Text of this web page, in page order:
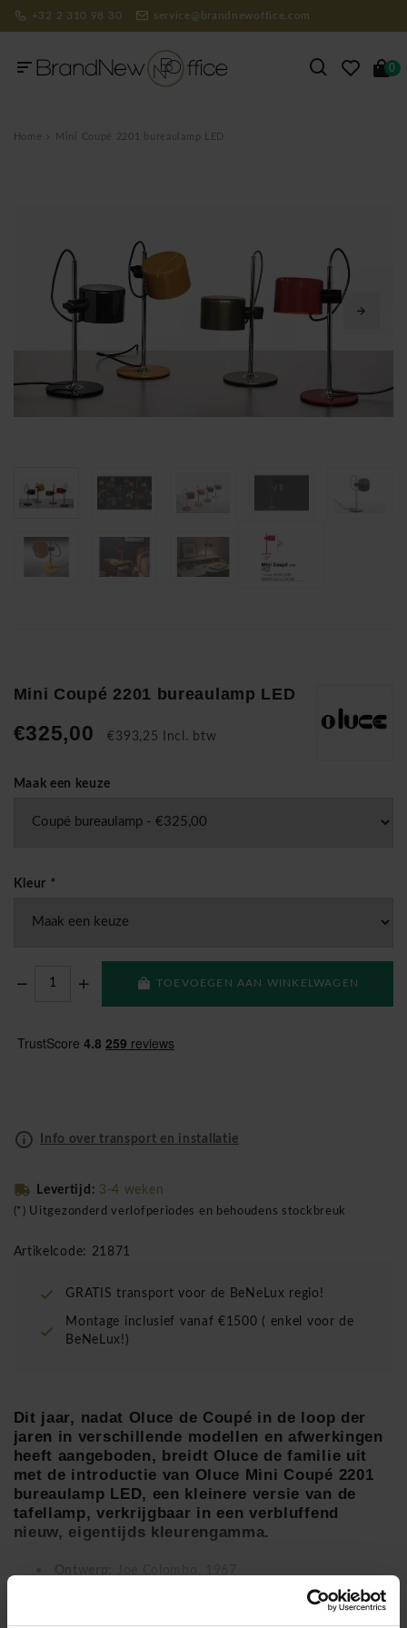
+32 2 310 98 30 service@brandnewoffice.com
0
Home Mini Coupé 2201 bureaulamp LED
Mini Coupé 2201 bureaulamp LED
€325,00 €393,25 Incl. btw
Maak een keuze
Kleur *
TOEVOEGEN AAN WINKELWAGEN
Info over transport en installatie
Levertijd: 3-4 weken
(*) Uitgezonderd verlofperiodes en behoudens stockbreuk
Artikelcode: 21871
GRATIS transport voor de BeNeLux regio!
Montage inclusief vanaf €1500 ( enkel voor de
BeNeLux!)
Dit jaar, nadat Oluce de Coupé in de loop der
jaren in verschillende modellen en afwerkingen
heeft aangeboden, breidt Oluce de familie uit
met de introductie van Oluce Mini Coupé 2201
bureaulamp LED, een kleinere versie van de
tafellamp, verkrijgbaar in een verbluffend
nieuw, eigentijds kleurengamma.
metaal verchroomd, aluminium